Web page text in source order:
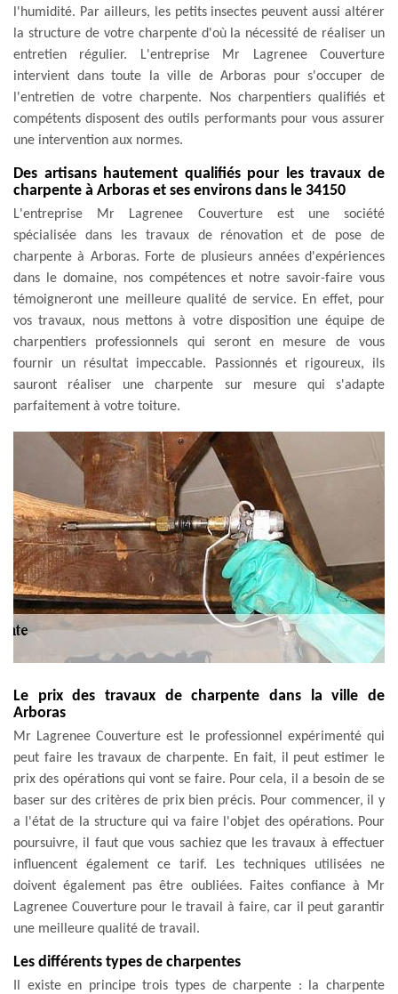
l'humidité. Par ailleurs, les petits insectes peuvent aussi altérer
la structure de votre charpente d'où la nécessité de réaliser un
entretien régulier. L'entreprise Mr Lagrenee Couverture
intervient dans toute la ville de Arboras pour s'occuper de
l'entretien de votre charpente. Nos charpentiers qualifiés et
compétents disposent des outils performants pour vous assurer
une intervention aux normes.
Des artisans hautement qualifiés pour les travaux de
charpente à Arboras et ses environs dans le 34150
L'entreprise Mr Lagrenee Couverture est une société
spécialisée dans les travaux de rénovation et de pose de
charpente à Arboras. Forte de plusieurs années d'expériences
dans le domaine, nos compétences et notre savoir-faire vous
témoigneront une meilleure qualité de service. En effet, pour
vos travaux, nous mettons à votre disposition une équipe de
charpentiers professionnels qui seront en mesure de vous
fournir un résultat impeccable. Passionnés et rigoureux, ils
sauront réaliser une charpente sur mesure qui s'adapte
parfaitement à votre toiture.
Le prix des travaux de charpente dans la ville de
Arboras
Mr Lagrenee Couverture est le professionnel expérimenté qui
peut faire les travaux de charpente. En fait, il peut estimer le
prix des opérations qui vont se faire. Pour cela, il a besoin de se
baser sur des critères de prix bien précis. Pour commencer, il y
a l'état de la structure qui va faire l'objet des opérations. Pour
poursuivre, il faut que vous sachiez que les travaux à effectuer
influencent également ce tarif. Les techniques utilisées ne
doivent également pas être oubliées. Faites confiance à Mr
Lagrenee Couverture pour le travail à faire, car il peut garantir
une meilleure qualité de travail.
Les différents types de charpentes
Il existe en principe trois types de charpente : la charpente